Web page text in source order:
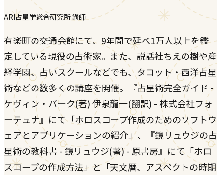
ARI占星学総合研究所 講師
有楽町の交通会館にて、9年間で延べ1万人以上を鑑
定している現役の占術家。また、説話社ちえの樹や産
経学園、占いスクールなどでも、タロット・西洋占星
術などの数多くの講座を開催。『占星術完全ガイド -
ケヴィン・バーク(著) 伊泉龍一(翻訳) - 株式会社フォ
ーテュナ』にて「ホロスコープ作成のためのソフトウ
ェアとアプリケーションの紹介」、『鏡リュウジの占
星術の教科書 - 鏡リュウジ(著) - 原書房』にて「ホロ
スコープの作成方法」と「天文暦、アスペクトの時期